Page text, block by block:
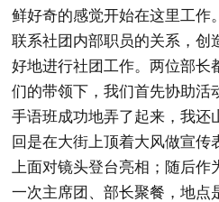
鲜好奇的感觉开始在这里工作
联系社团内部职员的关系，创
好地进行社团工作。两位部长
们的带领下，我们首先协助活
手语班成功地弄了起来，我还
回是在大街上顶着大风做宣传
上面对镜头登台亮相；随后
一次主席团、部长聚餐，地点